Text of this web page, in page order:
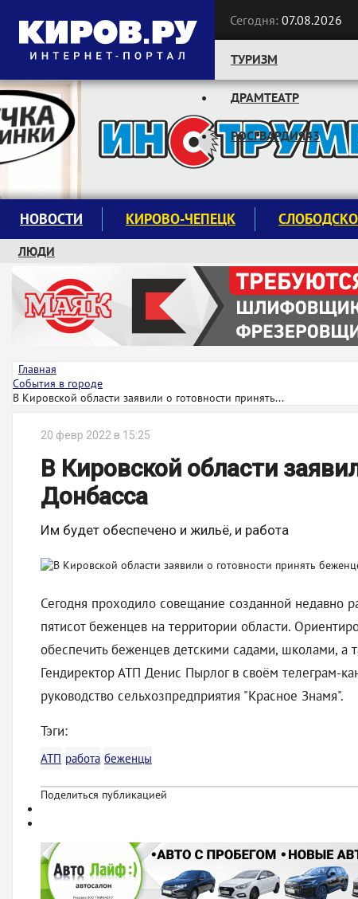
Сегодня: 07.08.2026
Следите за новостями:
ТУРИЗМ
ДРАМТЕАТР
РОСГВАРДИЯ43
НОВОСТИ КИРОВО-ЧЕПЕЦК
ЛЮДИ
КРУЖКИ И СЕКЦИИ
ЗАВОДУ "МАЯК" 85 ЛЕТ
ЭКОЛОГИЯ
Главная
События в городе
В Кировской области заявили о готовности принять...
20 февр 2022 в 15:25
В Кировской области
Донбасса
Им будет обеспечено и жильё, и работа
Сегодня проходило совещание созданной
пятисот беженцев на территории области.
обеспечить беженцев детскими садами, школами, а
Гендиректор АТП Денис Пырлог в своём телеграм-
руководство сельхозпредприятия "Красное Знамя".
Тэги:
АТП работа беженцы
Поделиться публикацией